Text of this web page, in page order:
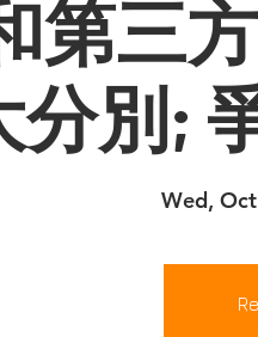
第三
分別;
Wed,